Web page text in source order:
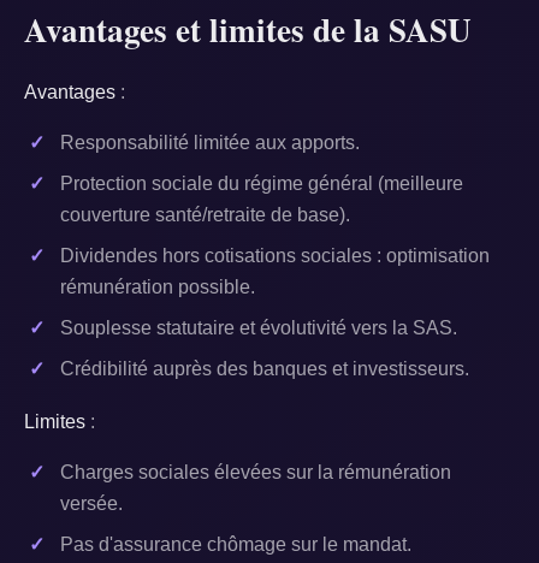
Avantages et limites de la SASU
Avantages :
Responsabilité limitée aux apports.
Protection sociale du régime général (meilleure
couverture santé/retraite de base).
Dividendes hors cotisations sociales : optimisation
rémunération possible.
Souplesse statutaire et évolutivité vers la SAS.
Crédibilité auprès des banques et investisseurs.
Limites :
Charges sociales élevées sur la rémunération
versée.
Pas d'assurance chômage sur le mandat.